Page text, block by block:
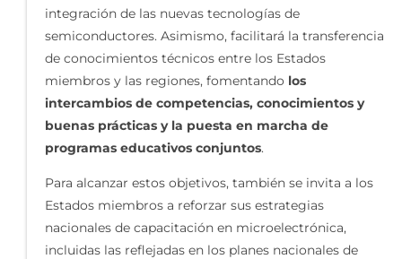
integración de las nuevas tecnologías de
semiconductores. Asimismo, facilitará la transferencia
de conocimientos técnicos entre los Estados
miembros y las regiones, fomentando los
intercambios de competencias, conocimientos y
buenas prácticas y la puesta en marcha de
programas educativos conjuntos.
Para alcanzar estos objetivos, también se invita a los
Estados miembros a reforzar sus estrategias
nacionales de capacitación en microelectrónica,
incluidas las reflejadas en los planes nacionales de